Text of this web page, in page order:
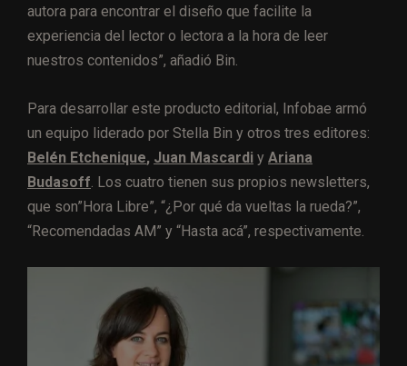
autora para encontrar el diseño que facilite la
experiencia del lector o lectora a la hora de leer
nuestros contenidos”, añadió Bin.
Para desarrollar este producto editorial, Infobae armó
un equipo liderado por Stella Bin y otros tres editores:
Belén Etchenique, Juan Mascardi y Ariana
Budasoff. Los cuatro tienen sus propios newsletters,
que son”Hora Libre”, “¿Por qué da vueltas la rueda?”,
“Recomendadas AM” y “Hasta acá”, respectivamente.